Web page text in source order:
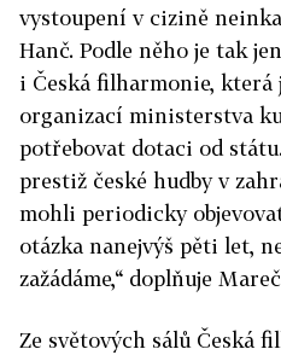
vystoupení v cizině
Hanč. Podle něho je tak
i Česká filharmonie, která
organizací ministerstva
potřebovat dotaci od
prestiž české hudby v
mohli periodicky
otázka nanejvýš pěti let,
zažádáme,“ doplňuje
Ze světových sálů Česká